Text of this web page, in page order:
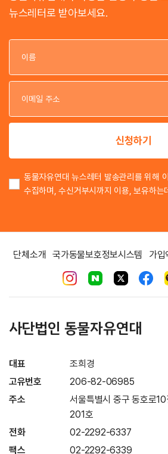
뉴스레터로 받아보세요.
신청하기
동물자유연대 뉴스레터 발송관리를 위해
수집하며, 수신거부시까지 이용, 보유하는
단체소개 국가동물보호정보시스템 가입
사단법인 동물자유연대
대표
조희경
고유번호
206-82-06985
주소
서울특별시 중구 동호로
201호
전화
02-2292-6337
팩스
02-2292-6339